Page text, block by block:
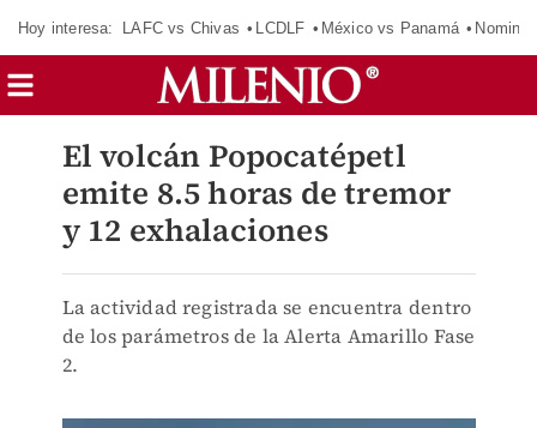
Hoy interesa: LAFC vs Chivas LCDLF México vs Panamá
El volcán Popocatépetl
emite 8.5 horas de tremor
y 12 exhalaciones
La actividad registrada se encuentra dentro
de los parámetros de la Alerta Amarillo Fase
2.